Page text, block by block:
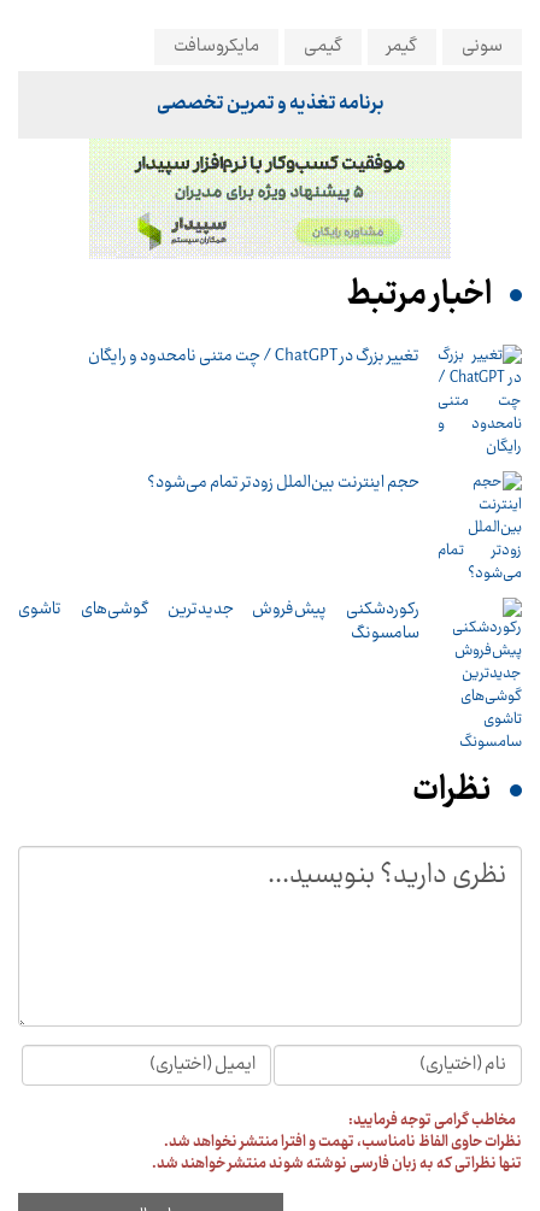
سونی گیمر گیمی مایکروسافت
برنامه تغذیه و تمرین تخصصی
اخبار مرتبط
تغییر بزرگ در ChatGPT / چت متنی نامحدود و رایگان
حجم اینترنت بین‌الملل زودتر تمام می‌شود؟
رکوردشکنی پیش‌فروش جدیدترین گوشی‌های تاشوی
سامسونگ
نظرات
مخاطب گرامی توجه فرمایید:
نظرات حاوی الفاظ نامناسب، تهمت و افترا منتشر نخواهد شد.
تنها نظراتی که به زبان فارسی نوشته شوند منتشر خواهند شد.